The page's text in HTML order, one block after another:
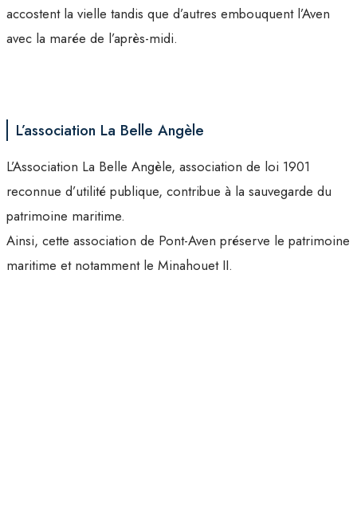
accostent la vielle tandis que d’autres embouquent l’Aven
avec la marée de l’après-midi.
L’association La Belle Angèle
L’Association La Belle Angèle, association de loi 1901
reconnue d’utilité publique, contribue à la sauvegarde du
patrimoine maritime.
Ainsi, cette association de Pont-Aven préserve le patrimoine
maritime et notamment le Minahouet II.